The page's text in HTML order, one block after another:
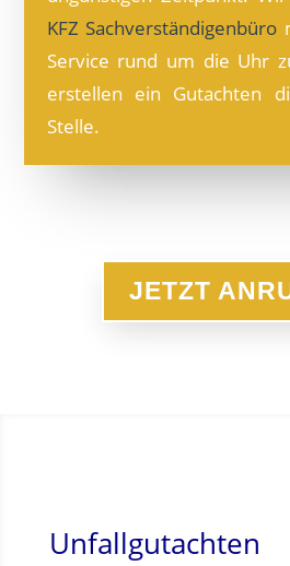
KFZ Sachverständigenbüro
Service rund um die Uhr
erstellen ein Gutachten
Stelle.
JETZT
Unfallgutachten